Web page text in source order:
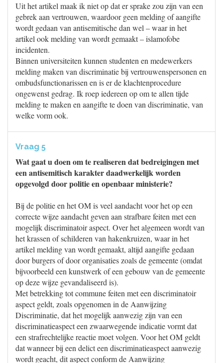
Uit het artikel maak ik niet op dat er sprake zou zijn van een
gebrek aan vertrouwen, waardoor geen melding of aangifte
wordt gedaan van antisemitische dan wel – waar in het
artikel ook melding van wordt gemaakt – islamofobe
incidenten.
Binnen universiteiten kunnen studenten en medewerkers
melding maken van discriminatie bij vertrouwenspersonen en
ombudsfunctionarissen en is er de klachtenprocedure
ongewenst gedrag. Ik roep iedereen op om te allen tijde
melding te maken en aangifte te doen van discriminatie, van
welke vorm ook.
Vraag 5
Wat gaat u doen om te realiseren dat bedreigingen met
een antisemitisch karakter daadwerkelijk worden
opgevolgd door politie en openbaar ministerie?
Bij de politie en het OM is veel aandacht voor het op een
correcte wijze aandacht geven aan strafbare feiten met een
mogelijk discriminatoir aspect. Over het algemeen wordt van
het krassen of schilderen van hakenkruizen, waar in het
artikel melding van wordt gemaakt, altijd aangifte gedaan
door burgers of door organisaties zoals de gemeente (omdat
bijvoorbeeld een kunstwerk of een gebouw van de gemeente
op deze wijze gevandaliseerd is).
Met betrekking tot commune feiten met een discriminatoir
aspect geldt, zoals opgenomen in de Aanwijzing
Discriminatie, dat het mogelijk aanwezig zijn van een
discriminatieaspect een zwaarwegende indicatie vormt dat
een strafrechtelijke reactie moet volgen. Voor het OM geldt
dat wanneer bij een delict een discriminatieaspect aanwezig
wordt geacht, dit aspect conform de Aanwijzing